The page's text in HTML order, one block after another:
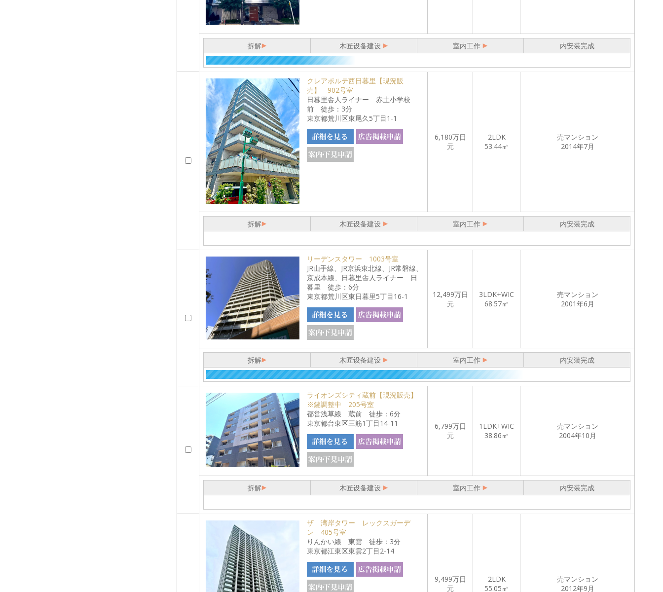
拆解 木匠设备建设 室内工作 内安装完成
クレアポルテ西日暮里【現況販
売】 902号室
日暮里舎人ライナー 赤土小学校
前 徒歩：3分
東京都荒川区東尾久5丁目1-1
6,180万日
元
2LDK
53.44㎡
売マンション
2014年7月
拆解 木匠设备建设 室内工作 内安装完成
リーデンスタワー 1003号室
JR山手線、JR京浜東北線、JR常磐線、
京成本線、日暮里舎人ライナー 日
暮里 徒歩：6分
東京都荒川区東日暮里5丁目16-1
12,499万日
元
3LDK+WIC
68.57㎡
売マンション
2001年6月
拆解 木匠设备建设 室内工作 内安装完成
ライオンズシティ蔵前【現況販売】
※鍵調整中 205号室
都営浅草線 蔵前 徒歩：6分
東京都台東区三筋1丁目14-11
6,799万日
元
1LDK+WIC
38.86㎡
売マンション
2004年10月
拆解 木匠设备建设 室内工作 内安装完成
ザ 湾岸タワー レックスガーデ
ン 405号室
りんかい線 東雲 徒歩：3分
東京都江東区東雲2丁目2-14
9,499万日
元
2LDK
55.05㎡
売マンション
2012年9月